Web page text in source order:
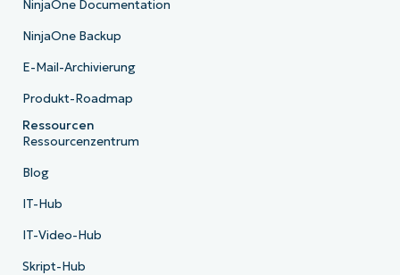
NinjaOne Documentation
NinjaOne Backup
E-Mail-Archivierung
Produkt-Roadmap
Ressourcen
Ressourcenzentrum
Blog
IT-Hub
IT-Video-Hub
Skript-Hub